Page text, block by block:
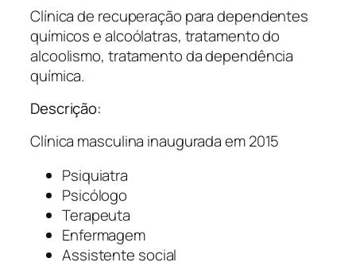
Clínica de recuperação para dependentes
químicos e alcoólatras, tratamento do
alcoolismo, tratamento da dependência
química.
Descrição:
Clínica masculina inaugurada em 2015
Psiquiatra
Psicólogo
Terapeuta
Enfermagem
Assistente social